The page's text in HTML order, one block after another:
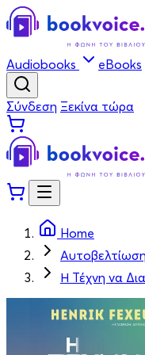
Audiobooks eBooks
Σύνδεση Ξεκίνα τώρα
Home
Η Τέχνη να